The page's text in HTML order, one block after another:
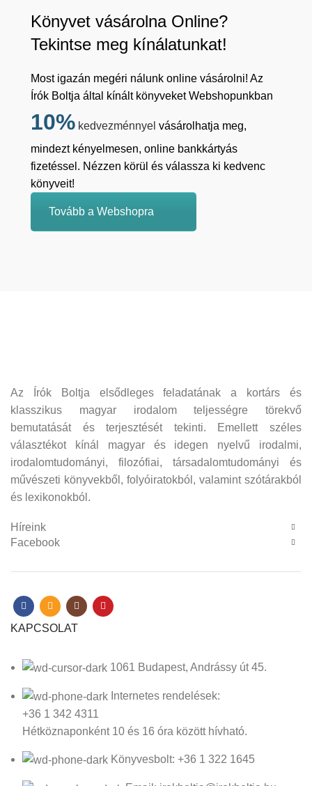
Könyvet vásárolna Online?
Tekintse meg kínálatunkat!
Most igazán megéri nálunk online vásárolni! Az
Írók Boltja által kínált könyveket Webshopunkban
10% kedvezménnyel vásárolhatja meg,
mindezt kényelmesen, online bankkártyás
fizetéssel. Nézzen körül és válassza ki kedvenc
könyveit!
Tovább a Webshopra
Az Írók Boltja elsődleges feladatának a kortárs és
klasszikus magyar irodalom teljességre törekvő
bemutatását és terjesztését tekinti. Emellett széles
választékot kínál magyar és idegen nyelvű irodalmi,
irodalomtudományi, filozófiai, társadalomtudományi és
művészeti könyvekből, folyóiratokból, valamint szótárakból
és lexikonokból.
Híreink
Facebook
KAPCSOLAT
1061 Budapest, Andrássy út 45.
Internetes rendelések:
+36 1 342 4311
Hétköznaponként 10 és 16 óra között hívható.
Könyvesbolt: +36 1 322 1645